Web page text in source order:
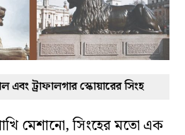
এবং ট্রাফালগার স্কোয়ারের সিংহ
মেশানো, সিংহের মতো এক